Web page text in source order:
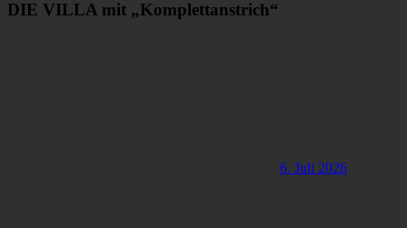
DIE VILLA mit „Komplettanstrich“
6. Juli 2026